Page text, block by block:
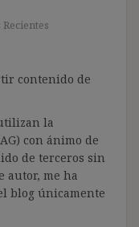
contenido de
la
con ánimo de
de terceros sin
autor, me ha
blog únicamente